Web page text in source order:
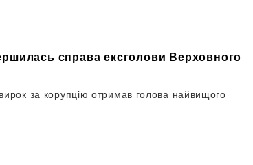
справа ексголови Верховного
за корупцію отримав голова найвищого